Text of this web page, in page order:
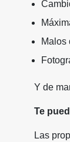
Malos
Y de
Te
Las